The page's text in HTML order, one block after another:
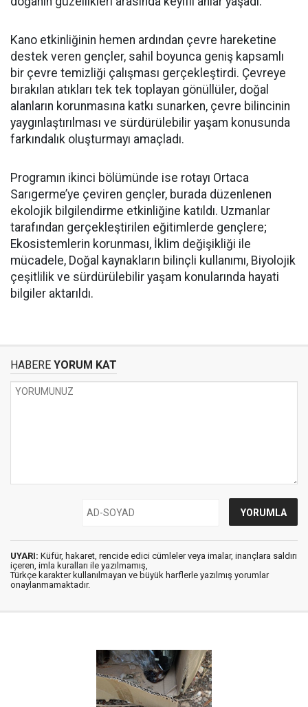
Kano etkinliğinin hemen ardından çevre hareketine
destek veren gençler, sahil boyunca geniş kapsamlı
bir çevre temizliği çalışması gerçekleştirdi. Çevreye
bırakılan atıkları tek tek toplayan gönüllüler, doğal
alanların korunmasına katkı sunarken, çevre bilincinin
yaygınlaştırılması ve sürdürülebilir yaşam konusunda
farkındalık oluşturmayı amaçladı.
Programın ikinci bölümünde ise rotayı Ortaca
Sarıgerme’ye çeviren gençler, burada düzenlenen
ekolojik bilgilendirme etkinliğine katıldı. Uzmanlar
tarafından gerçekleştirilen eğitimlerde gençlere;
Ekosistemlerin korunması, İklim değişikliği ile
mücadele, Doğal kaynakların bilinçli kullanımı, Biyolojik
çeşitlilik ve sürdürülebilir yaşam konularında hayati
bilgiler aktarıldı.
HABERE YORUM KAT
UYARI: Küfür, hakaret, rencide edici cümleler veya imalar, inançlara saldırı
içeren, imla kuralları ile yazılmamış,
Türkçe karakter kullanılmayan ve büyük harflerle yazılmış yorumlar
onaylanmamaktadır.